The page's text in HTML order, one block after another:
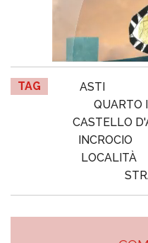
TAG ASTI
QUARTO
CASTELLO
INCROCIO
LOCALITÀ